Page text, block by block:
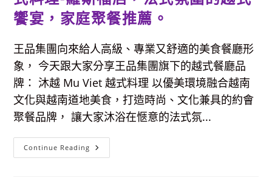
邂
逅
(內
客
菜
單)
饗宴，家庭聚餐推薦。
王品集團向來給人高級、專業又舒適的美食餐廳形
象， 今天跟大家分享王品集團旗下的越式餐廳品
牌： 沐越 Mu Viet 越式料理 以優美環境融合越南
文化與越南道地美食，打造時尚、文化兼具的約會
聚餐品牌， 讓大家沐浴在愜意的法式氛...
Continue Reading 【台
北